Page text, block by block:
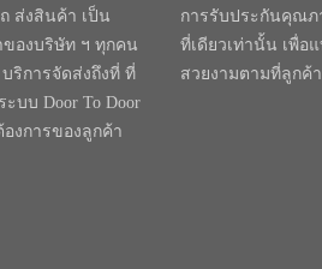
ส่งสินค้า เป็น
องบริษัท ฯ ทุกคน
ริการจัดส่งถึงที่ ที่
บบ Door To Door
งการของลูกค้า
การรับประกันคุณภ
ที่เดียวเท่านั้น เพื่อ
สวยงามตามที่ลูกค้